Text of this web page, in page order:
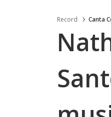
Record Canta